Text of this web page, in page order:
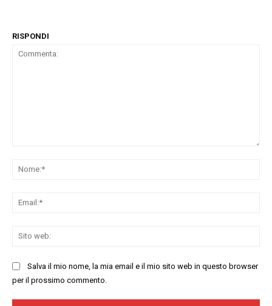
RISPONDI
Salva il mio nome, la mia email e il mio sito web in questo browser
per il prossimo commento.